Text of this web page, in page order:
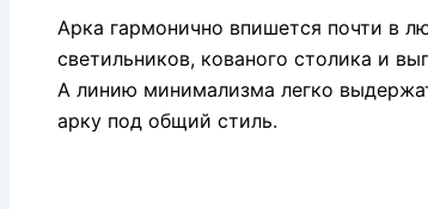
Арка гармонично впишется почти в
светильников, кованого столика и
А линию минимализма легко
арку под общий стиль.